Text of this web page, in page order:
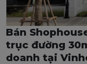
Bán
trục đường
doanh tại